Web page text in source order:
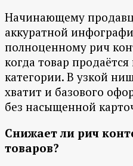
Начинающему
аккуратной
полноценному рич
когда товар
категории. В узкой
хватит и базового
без насыщенной
Снижает ли рич
товаров?